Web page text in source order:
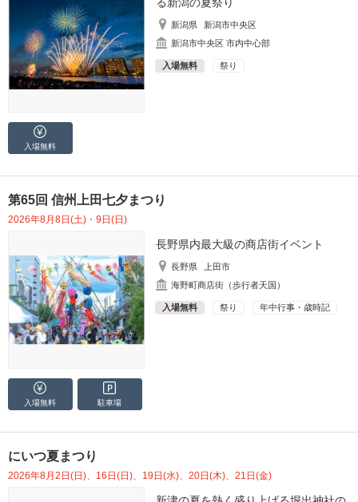
新潟県
新潟市中央区
新潟市中央区 市内中心部
入場無料 祭り
入場無料
第65回 信州上田七夕まつり
2026年8月8日(土)・9日(日)
長野県内最大級の商店街イベント
長野県
上田市
海野町商店街（歩行者天国）
入場無料 祭り 年中行事・歳時記
入場無料 駐車場
にいつ夏まつり
2026年8月2日(日)、16日(日)、19日(水)、20日(木)、21日(金)